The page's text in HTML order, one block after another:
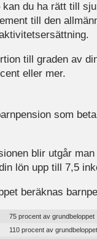
du ha rätt till
till den
till graden av
eller mer.
som
blir utgår
lön upp till 7,5
beräknas
75 procent av grundbeloppet
110 procent av grundbeloppet